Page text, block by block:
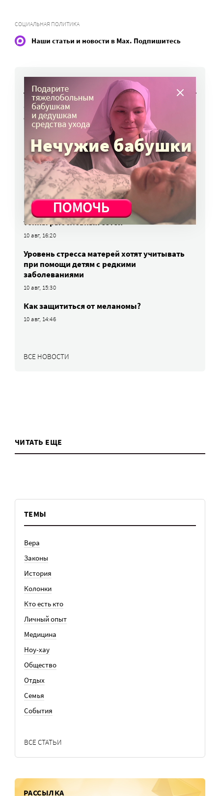
СОЦИАЛЬНАЯ ПОЛИТИКА
Наши статьи и новости в Max. Подпишитесь
Фонд «Обнаженные сердца» предупредил
об опасных методах лечения аутизма
10 авг, 18:09
На выставке в Переславле-Залесском
представлены фотоработы автора портала
«Милосердие.ru» диакона Андрея
Радкевича
10 авг, 16:59
Волонтеры подняли со дна Байкала 1,5
тонны рыболовных сетей
10 авг, 16:20
Уровень стресса матерей хотят учитывать
при помощи детям с редкими
заболеваниями
10 авг, 15:30
Как защититься от меланомы?
10 авг, 14:46
ВСЕ НОВОСТИ
ЧИТАТЬ ЕЩЕ
ТЕМЫ
Вера
Законы
История
Колонки
Кто есть кто
Личный опыт
Медицина
Ноу-хау
Общество
Отдых
Семья
События
ВСЕ СТАТЬИ
РАССЫЛКА